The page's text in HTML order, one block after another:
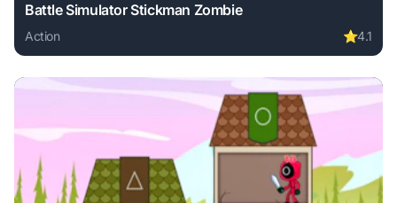
Battle Simulator Stickman Zombie
Action ⭐4.1
Play Battle Simulator Stickman Zombie online free.